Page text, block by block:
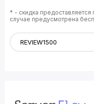
* - скидка
случае предусмотрена